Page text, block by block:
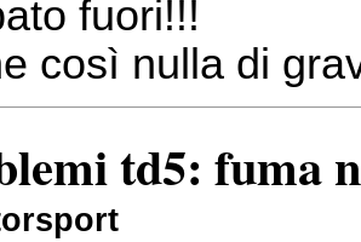
fuori!!!
così nulla di
td5: fuma